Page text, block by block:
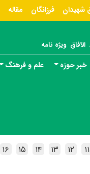
شهیدان فرزانگان مقاله
الآفاق ویژه نامه
خبر حوزه علم و فرهنگ
۱۱ ۱۲ ۱۳ ۱۴ ۱۵ ۱۶